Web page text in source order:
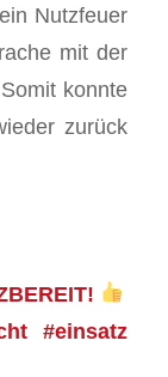
Nutzfeuer
mit der
konnte
zurück
#einsatz